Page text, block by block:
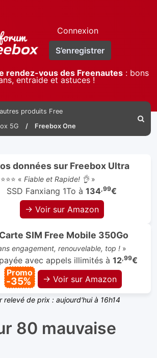
Connexion
S’enregistrer
rendez-vous des Freenautes: bons
entraide et astuces !
produits Free
5G
Freebox One
données sur Freebox Ultra
« Fiable et Rapide! 👌»
SSD Fanxiang 1To à 134,99€
→ Voir sur Amazon
Carte SIM Free Mobile 350Go
engagement, renouvelable, top !»
avec appels illimités à 12,99€
Promo
-35% → Voir sur Amazon
relevé de prix : aujourd'hui à 16h14
80 mauvaise